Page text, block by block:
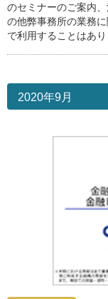
のセミナーのご案内
の他弊事務所の業務
で利用することはあり
2020年9月